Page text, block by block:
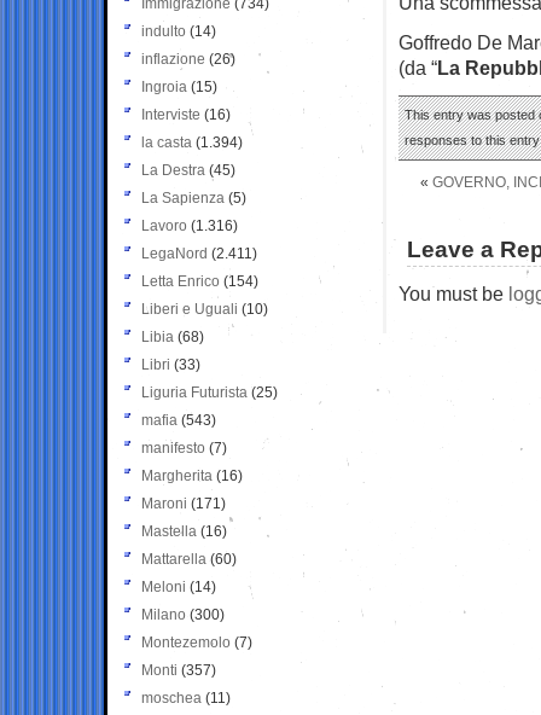
Goffredo De
(da “La
This entry was posted
responses to this
« GOVERNO,
Leave a
You must be
Immigrazione (734)
indulto (14)
inflazione (26)
Ingroia (15)
Interviste (16)
la casta (1.394)
La Destra (45)
La Sapienza (5)
Lavoro (1.316)
LegaNord (2.411)
Letta Enrico (154)
Liberi e Uguali (10)
Libia (68)
Libri (33)
Liguria Futurista (25)
mafia (543)
manifesto (7)
Margherita (16)
Maroni (171)
Mastella (16)
Mattarella (60)
Meloni (14)
Milano (300)
Montezemolo (7)
Monti (357)
moschea (11)